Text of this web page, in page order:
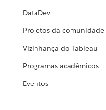
DataDev
Projetos da comunidade
Vizinhança do Tableau
Programas acadêmicos
Eventos